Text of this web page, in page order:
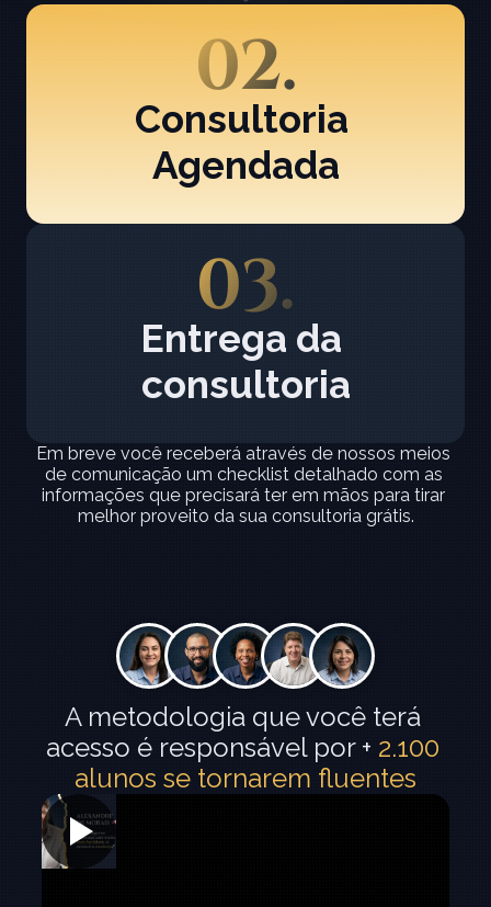
02.
Consultoria
Agendada
03.
Entrega da
consultoria
Em breve você receberá através de nossos meios
de comunicação um checklist detalhado com as
informações que precisará ter em mãos para tirar
melhor proveito da sua consultoria grátis.
A metodologia que você terá
acesso é responsável por + 2.100
alunos se tornarem fluentes